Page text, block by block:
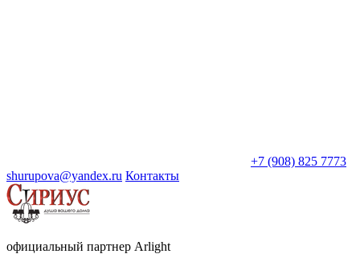
+7 (908) 825 7773
shurupova@yandex.ru Контакты
официальный партнер Arlight